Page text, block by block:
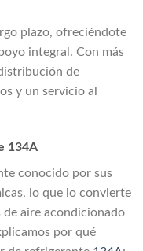
plazo, ofreciéndote
integral. Con más
de
y un servicio al
134A
conocido por sus
lo que lo convierte
de aire acondicionado
por qué